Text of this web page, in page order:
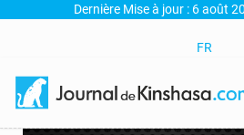
Dernière Mise à jour : 6 août
FR